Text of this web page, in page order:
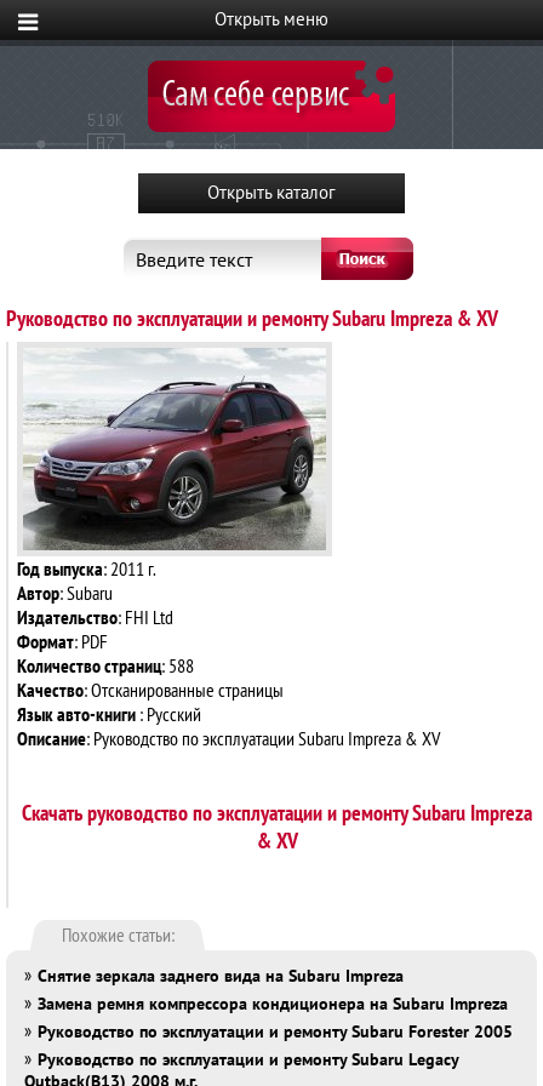
Введите текст
Руководство по эксплуатации и ремонту Subaru Impreza & XV
Год выпуска: 2011 г.
Автор: Subaru
Издательство: FHI Ltd
Формат: PDF
Количество страниц: 588
Качество: Отсканированные страницы
Язык авто-книги : Русский
Описание: Руководство по эксплуатации Subaru Impreza & XV
Скачать руководство по эксплуатации и ремонту Subaru Impreza
& XV
Похожие статьи:
» Снятие зеркала заднего вида на Subaru Impreza
» Замена ремня компрессора кондиционера на Subaru Impreza
» Руководство по эксплуатации и ремонту Subaru Forester 2005
» Руководство по эксплуатации и ремонту Subaru Legacy
Outback(B13) 2008 м.г.